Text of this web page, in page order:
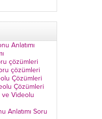
Anlatımı
çözümleri
çözümleri
Çözümleri
Çözümleri
ve Videolu
Anlatımı Soru